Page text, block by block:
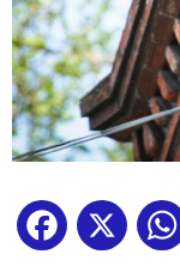
Facebook
X